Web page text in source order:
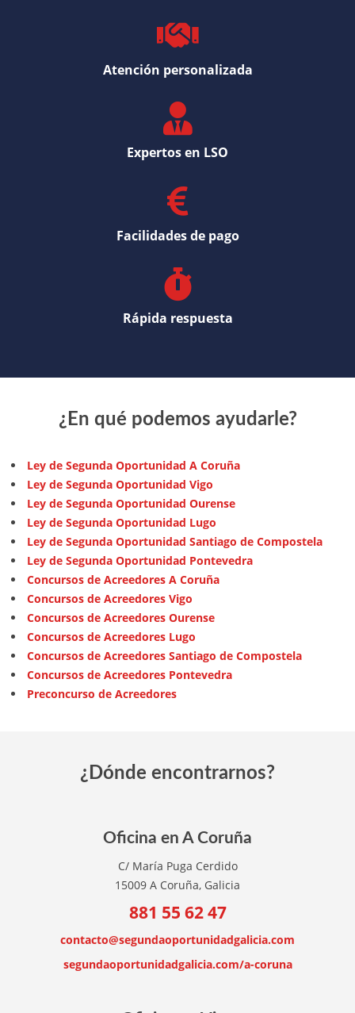
Atención personalizada
Expertos en LSO
Facilidades de pago
Rápida respuesta
¿En qué podemos ayudarle?
Ley de Segunda Oportunidad A Coruña
Ley de Segunda Oportunidad Vigo
Ley de Segunda Oportunidad Ourense
Ley de Segunda Oportunidad Lugo
Ley de Segunda Oportunidad Santiago de Compostela
Ley de Segunda Oportunidad Pontevedra
Concursos de Acreedores A Coruña
Concursos de Acreedores Vigo
Concursos de Acreedores Ourense
Concursos de Acreedores Lugo
Concursos de Acreedores Santiago de Compostela
Concursos de Acreedores Pontevedra
Preconcurso de Acreedores
¿Dónde encontrarnos?
Oficina en A Coruña
C/ María Puga Cerdido
15009 A Coruña, Galicia
881 55 62 47
contacto@segundaoportunidadgalicia.com
segundaoportunidadgalicia.com/a-coruna